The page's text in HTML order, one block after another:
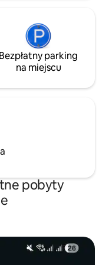
Bezpłatny parking
na miejscu
pobyty